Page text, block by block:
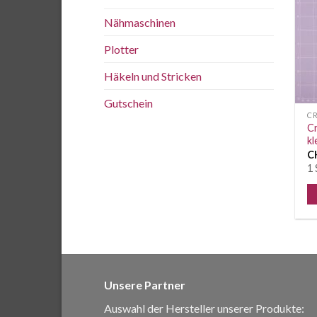
Nähmaschinen
Plotter
Häkeln und Stricken
Gutschein
1
Unsere Partner
Auswahl der Hersteller unserer Produkte: